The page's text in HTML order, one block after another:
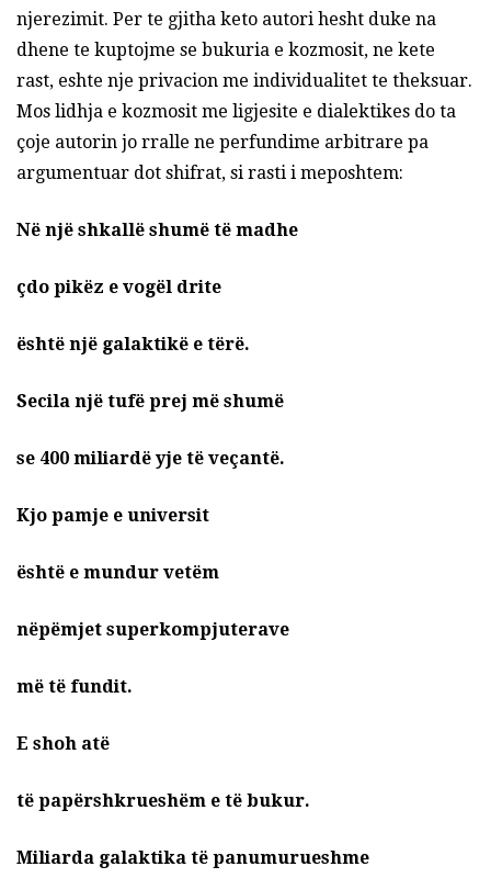
njerezimit. Per te gjitha keto autori hesht duke na
dhene te kuptojme se bukuria e kozmosit, ne kete
rast, eshte nje privacion me individualitet te theksuar.
Mos lidhja e kozmosit me ligjesite e dialektikes do ta
çoje autorin jo rralle ne perfundime arbitrare pa
argumentuar dot shifrat, si rasti i meposhtem:
Në një shkallë shumë të madhe
çdo pikëz e vogël drite
është një galaktikë e tërë.
Secila një tufë prej më shumë
se 400 miliardë yje të veçantë.
Kjo pamje e universit
është e mundur vetëm
nëpëmjet superkompjuterave
më të fundit.
E shoh atë
të papërshkrueshëm e të bukur.
Miliarda galaktika të panumurueshme